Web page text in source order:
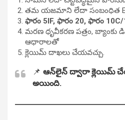
తమ యజమాని లేదా సంబంధిత
ఫారం 5IF, ఫారం 20, ఫారం 10C/
మరణ ధృవీకరణ పత్రం, బ్యాంకు
ఆధారాలతో
క్లెయిమ్ దాఖలు చేయవచ్చు.
📌 ఆన్‌లైన్ ద్వారా క్లెయిమ్
అయింది.